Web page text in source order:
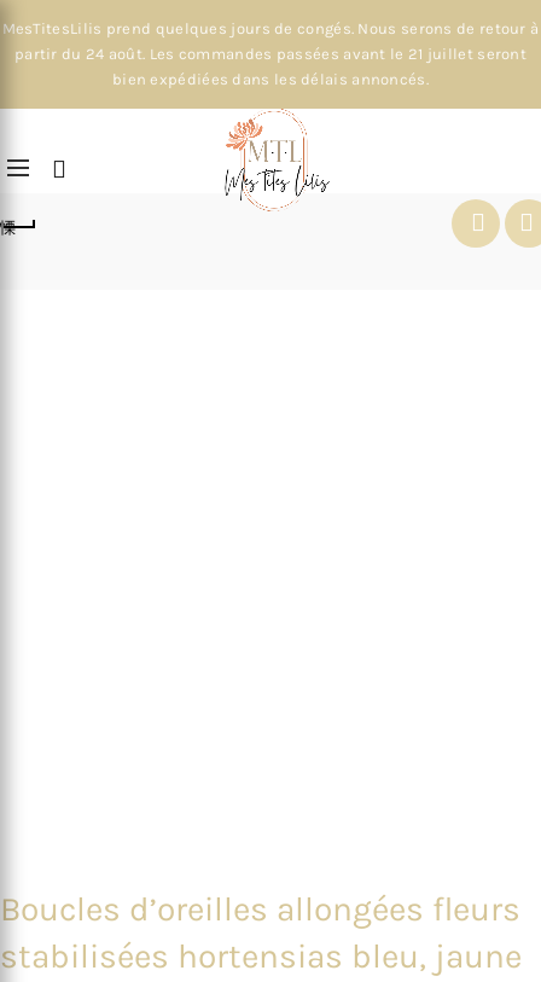
MesTitesLilis prend quelques jours de congés. Nous serons de retour à
partir du 24 août. Les commandes passées avant le 21 juillet seront
bien expédiées dans les délais annoncés.
Boucles d’oreilles allongées fleurs
stabilisées hortensias bleu, jaune